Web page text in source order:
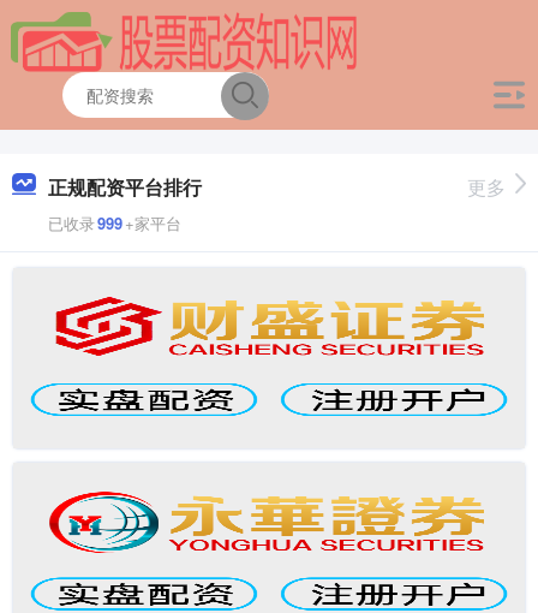
正规配资平台排行
已收录999+家平台
更多